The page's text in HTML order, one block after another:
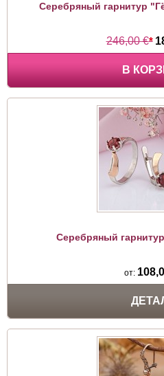
Серебряный гарнитур
246,00 €*
В
Серебряный
от: